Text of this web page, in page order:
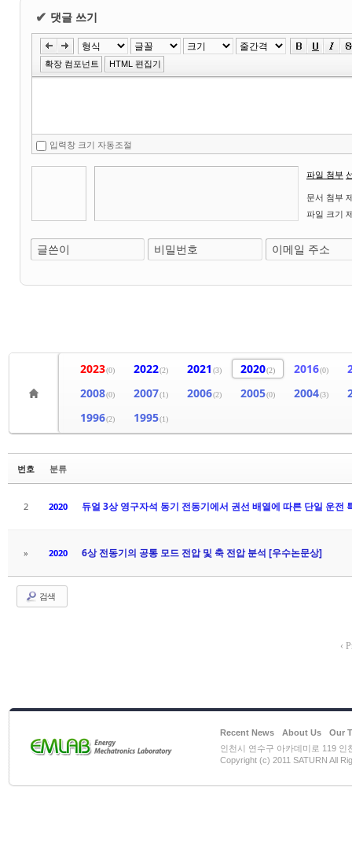
✔ 댓글 쓰기
확장 컴포넌트 HTML 편집기
입력창 크기 자동조절
파일 첨부
문서 첨부
파일 크기
글쓴이 비밀번호 이메일 주소
2023(0) 2022(2) 2021 (3) 2020(2) 2016(0)
2008(0) 2007(1) 2006(2) 2005(0) 2004(3)
1996(2) 1995(1)
번호 분류
2 2020 듀얼 3상 영구자석 동기 전동기에서 권선 배열에 따른 단일 운전
» 2020 6상 전동기의 공통 모드 전압 및 축 전압 분석 [우수논문상]
검색
‹
Recent News About Us
Our
인천시 연수구 아카데미로 119 인
Copyright (c) 2011 SATURN All